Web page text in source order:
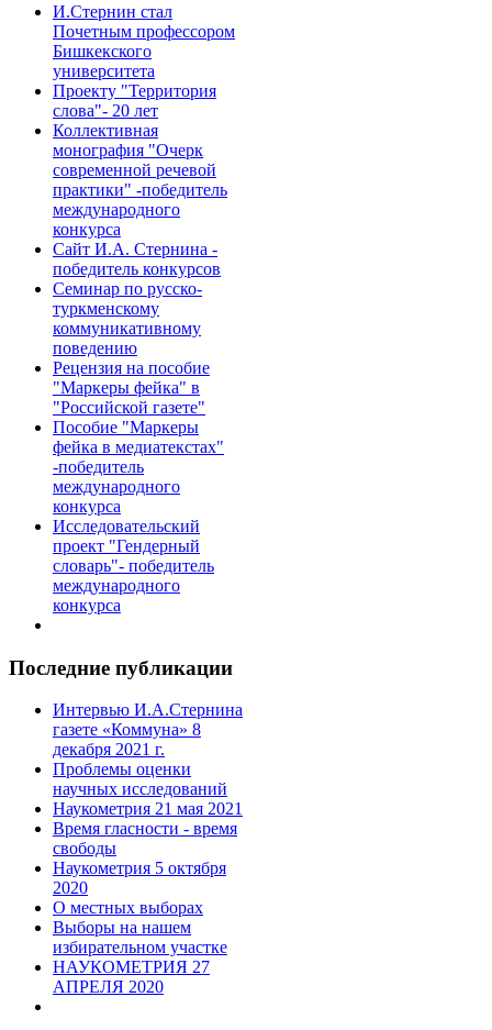
И.Стернин стал
Почетным профессором
Бишкекского
университета
Проекту "Территория
слова"- 20 лет
Коллективная
монография "Очерк
современной речевой
практики" -победитель
международного
конкурса
Сайт И.А. Стернина -
победитель конкурсов
Семинар по русско-
туркменскому
коммуникативному
поведению
Рецензия на пособие
"Маркеры фейка" в
"Российской газете"
Пособие "Маркеры
фейка в медиатекстах"
-победитель
международного
конкурса
Исследовательский
проект "Гендерный
словарь"- победитель
международного
конкурса
Последние публикации
Интервью И.А.Стернина
газете «Коммуна» 8
декабря 2021 г.
Проблемы оценки
научных исследований
Наукометрия 21 мая 2021
Время гласности - время
свободы
Наукометрия 5 октября
2020
О местных выборах
Выборы на нашем
избирательном участке
НАУКОМЕТРИЯ 27
АПРЕЛЯ 2020